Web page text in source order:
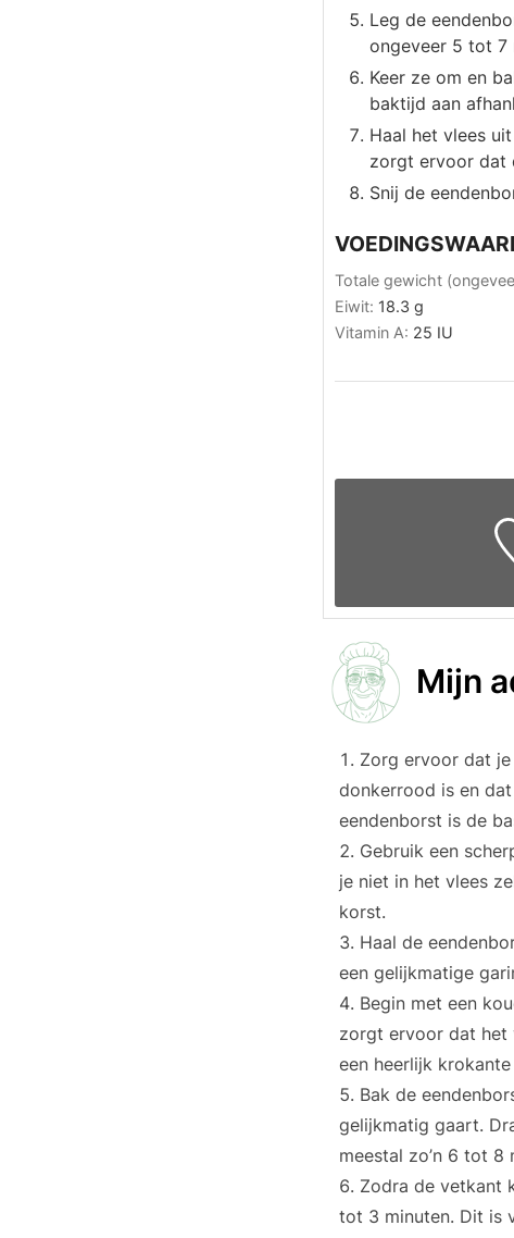
Leg de
ongeveer 5 tot 7
Keer ze om en
baktijd aan
Haal het vlees
zorgt ervoor dat
Snij de
Totale gewicht
Eiwit: 18.3 g
Vitamin A: 25 IU
Mijn
Zorg ervoor dat
donkerrood is en
eendenborst is de
Gebruik een
je niet in het vlees
korst.
Haal de
een gelijkmatige
Begin met een
zorgt ervoor dat het
een heerlijk
Bak de
gelijkmatig gaart.
meestal zo’n 6 tot 8
Zodra de vetkant
tot 3 minuten. Dit is